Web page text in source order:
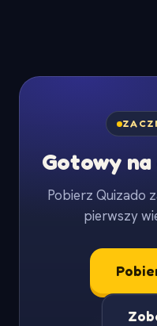
Gotowy
Pobierz Quizado
pierwszy